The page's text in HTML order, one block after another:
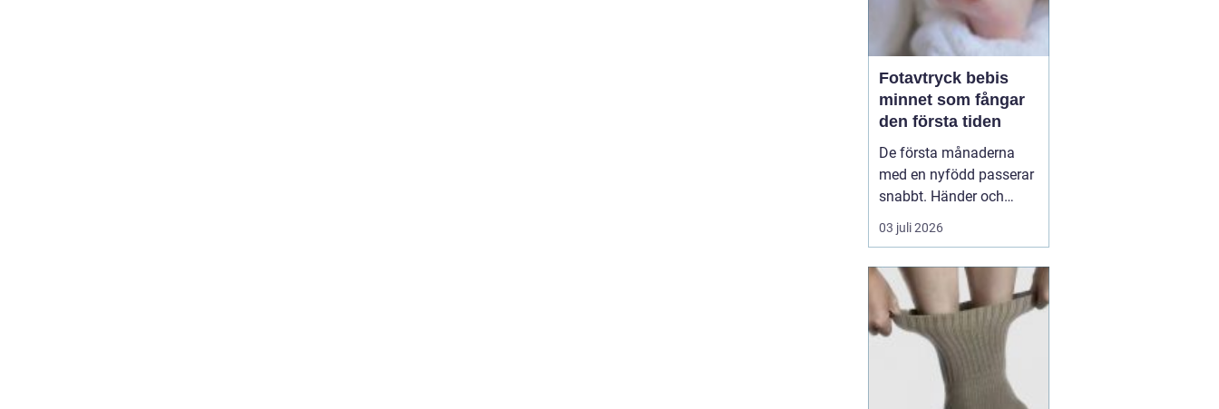
Fotavtryck bebis
minnet som fångar
den första tiden
De första månaderna
med en nyfödd passerar
snabbt. Händer och
fötter som är mindre än
någon kunnat föreställa
bara finns just nu och ett
lugn som ofta märks
först i efterhand. Många
föräldrar vill spara något
mer än foton, något...
03 juli 2026